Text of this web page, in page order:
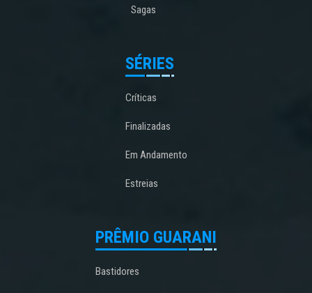
Sagas
SÉRIES
Críticas
Finalizadas
Em Andamento
Estreias
PRÊMIO GUARANI
Bastidores